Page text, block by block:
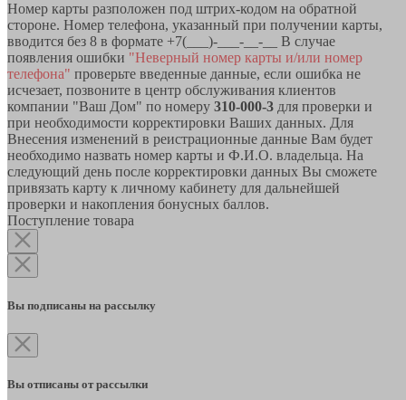
Номер карты разположен под штрих-кодом на обратной
стороне. Номер телефона, указанный при получении карты,
вводится без 8 в формате +7(___)-___-__-__ В случае
появления ошибки "Неверный номер карты и/или номер
телефона" проверьте введенные данные, если ошибка не
исчезает, позвоните в центр обслуживания клиентов
компании "Ваш Дом" по номеру 310-000-3 для проверки и
при необходимости корректировки Ваших данных. Для
Внесения изменений в реистрационные данные Вам будет
необходимо назвать номер карты и Ф.И.О. владельца. На
следующий день после корректировки данных Вы сможете
привязать карту к личному кабинету для дальнейшей
проверки и накопления бонусных баллов.
Поступление товара
Вы подписаны на рассылку
Вы отписаны от рассылки